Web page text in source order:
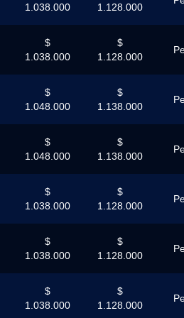
1.038.000 1.128.000
$
1.038.000
$
1.128.000
$
1.048.000
$
1.138.000
$
1.048.000
$
1.138.000
$
1.038.000
$
1.128.000
$
1.038.000
$
1.128.000
$
1.038.000
$
1.128.000